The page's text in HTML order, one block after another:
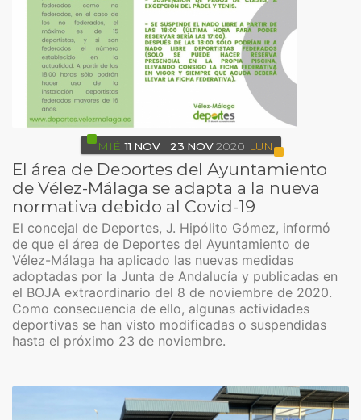
MIÉ 11 NOV 23 NOV 2020 LUN
El área de Deportes del Ayuntamiento
de Vélez-Málaga se adapta a la nueva
normativa debido al Covid-19
El concejal de Deportes, J. Hipólito Gómez, informó
de que el área de Deportes del Ayuntamiento de
Vélez-Málaga ha aplicado las nuevas medidas
adoptadas por la Junta de Andalucía y publicadas en
el BOJA extraordinario del 8 de noviembre de 2020.
Como consecuencia de ello, algunas actividades
deportivas se han visto modificadas o suspendidas
hasta el próximo 23 de noviembre.